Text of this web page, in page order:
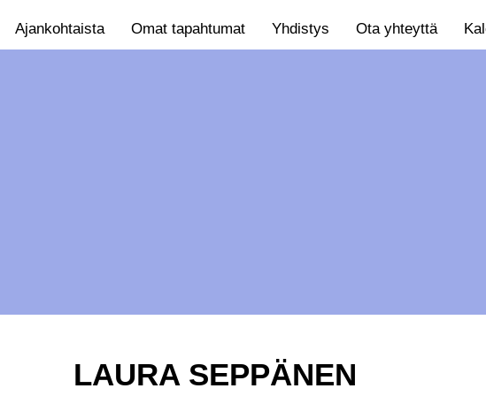
Ajankohtaista Omat tapahtumat Yhdistys Ota yhteyttä
LAURA SEPPÄNEN